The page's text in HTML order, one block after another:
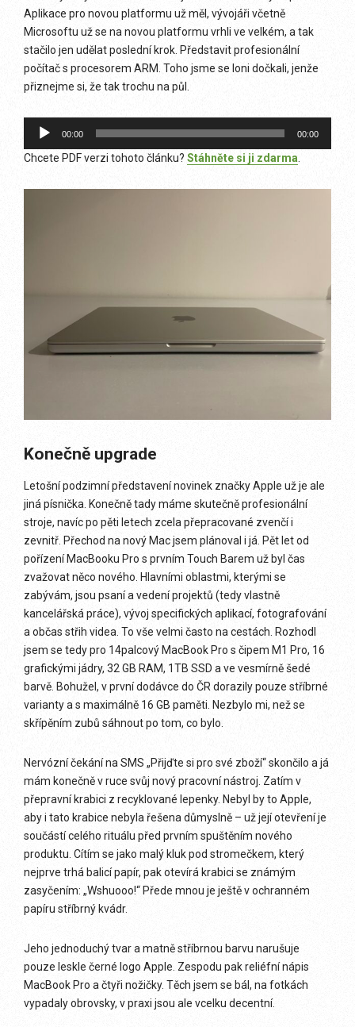
Aplikace pro novou platformu už měl, vývojáři včetně
Microsoftu už se na novou platformu vrhli ve velkém, a tak
stačilo jen udělat poslední krok. Představit profesionální
počítač s procesorem ARM. Toho jsme se loni dočkali, jenže
přiznejme si, že tak trochu na půl.
Audio
00:00 00:00
Chcete PDF verzi tohoto článku? Stáhněte si ji zdarma
Konečně upgrade
Letošní podzimní představení novinek značky Apple už je ale
jiná písnička. Konečně tady máme skutečně profesionální
stroje, navíc po pěti letech zcela přepracované zvenčí i
zevnitř. Přechod na nový Mac jsem plánoval i já. Pět let od
pořízení MacBooku Pro s prvním Touch Barem už byl čas
zvažovat něco nového. Hlavními oblastmi, kterými se
zabývám, jsou psaní a vedení projektů (tedy vlastně
kancelářská práce), vývoj specifických aplikací, fotografování
a občas střih videa. To vše velmi často na cestách. Rozhodl
jsem se tedy pro 14palcový MacBook Pro s čipem M1 Pro, 16
grafickými jádry, 32 GB RAM, 1TB SSD a ve vesmírně šedé
barvě. Bohužel, v první dodávce do ČR dorazily pouze stříbrné
varianty a s maximálně 16 GB paměti. Nezbylo mi, než se
skřípěním zubů sáhnout po tom, co bylo.
Nervózní čekání na SMS „Přijďte si pro své zboží“ skončilo a já
mám konečně v ruce svůj nový pracovní nástroj. Zatím v
přepravní krabici z recyklované lepenky. Nebyl by to Apple,
aby i tato krabice nebyla řešena důmyslně – už její otevření je
součástí celého rituálu před prvním spuštěním nového
produktu. Cítím se jako malý kluk pod stromečkem, který
nejprve trhá balicí papír, pak otevírá krabici se známým
zasyčením: „Wshuooo!“ Přede mnou je ještě v ochranném
papíru stříbrný kvádr.
Jeho jednoduchý tvar a matně stříbrnou barvu narušuje
pouze leskle černé logo Apple. Zespodu pak reliéfní nápis
MacBook Pro a čtyři nožičky. Těch jsem se bál, na fotkách
vypadaly obrovsky, v praxi jsou ale vcelku decentní.